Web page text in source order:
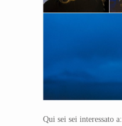
Qui sei sei interessato a: